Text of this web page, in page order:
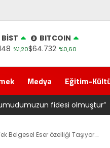
BİST
%1,20
BITCOIN
$64.732 %0,60
Medya Eğitim-
Açılış
Belgesel Eser özelliği Taşıyor….